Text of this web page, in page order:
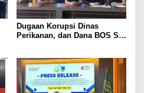
Dugaan Korupsi Dinas
Perikanan, dan Dana BOS SD